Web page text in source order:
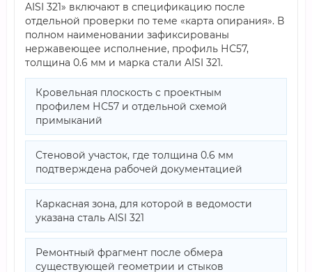
AISI 321» включают в спецификацию после
отдельной проверки по теме «карта опирания». В
полном наименовании зафиксированы
нержавеющее исполнение, профиль НС57,
толщина 0.6 мм и марка стали AISI 321.
Кровельная плоскость с проектным
профилем НС57 и отдельной схемой
примыканий
Стеновой участок, где толщина 0.6 мм
подтверждена рабочей документацией
Каркасная зона, для которой в ведомости
указана сталь AISI 321
Ремонтный фрагмент после обмера
существующей геометрии и стыков